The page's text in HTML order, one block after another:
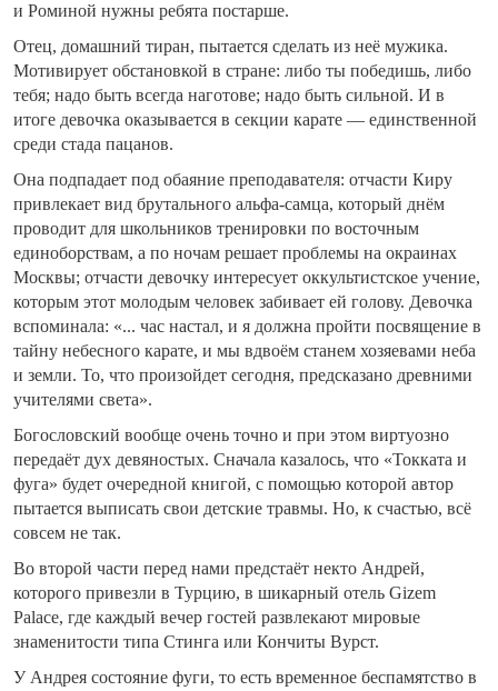
и Роминой нужны ребята постарше.
Отец, домашний тиран, пытается сделать из неё мужика.
Мотивирует обстановкой в стране: либо ты победишь, либо
тебя; надо быть всегда наготове; надо быть сильной. И в
итоге девочка оказывается в секции карате — единственной
среди стада пацанов.
Она подпадает под обаяние преподавателя: отчасти Киру
привлекает вид брутального альфа-самца, который днём
проводит для школьников тренировки по восточным
единоборствам, а по ночам решает проблемы на окраинах
Москвы; отчасти девочку интересует оккультистское учение,
которым этот молодым человек забивает ей голову. Девочка
вспоминала: «... час настал, и я должна пройти посвящение в
тайну небесного карате, и мы вдвоём станем хозяевами неба
и земли. То, что произойдет сегодня, предсказано древними
учителями света».
Богословский вообще очень точно и при этом виртуозно
передаёт дух девяностых. Сначала казалось, что «Токката и
фуга» будет очередной книгой, с помощью которой автор
пытается выписать свои детские травмы. Но, к счастью, всё
совсем не так.
Во второй части перед нами предстаёт некто Андрей,
которого привезли в Турцию, в шикарный отель Gizem
Palace, где каждый вечер гостей развлекают мировые
знаменитости типа Стинга или Кончиты Вурст.
У Андрея состояние фуги, то есть временное беспамятство в